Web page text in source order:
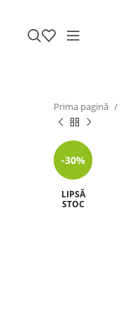
Prima pagină
-30%
LIPSĂ
STOC